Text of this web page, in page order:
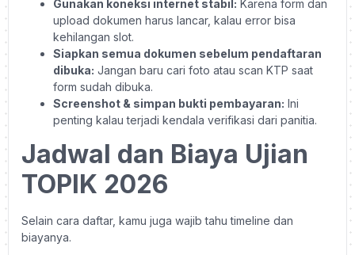
Gunakan koneksi internet stabil: Karena form dan
upload dokumen harus lancar, kalau error bisa
kehilangan slot.
Siapkan semua dokumen sebelum pendaftaran
dibuka: Jangan baru cari foto atau scan KTP saat
form sudah dibuka.
Screenshot & simpan bukti pembayaran: Ini
penting kalau terjadi kendala verifikasi dari panitia.
Jadwal dan Biaya Ujian
TOPIK 2026
Selain cara daftar, kamu juga wajib tahu timeline dan
biayanya.